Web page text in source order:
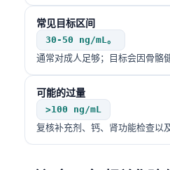
常见目标区间
30-50 ng/mL。
通常对成人足够；目标会因骨骼
可能的过量
>100 ng/mL
复核补充剂、钙、肾功能检查以